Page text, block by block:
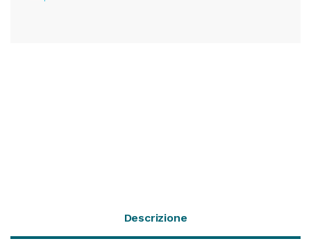
Descrizione